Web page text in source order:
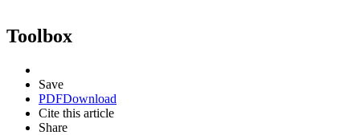
Toolbox
Save
PDFDownload
Cite this article
Share